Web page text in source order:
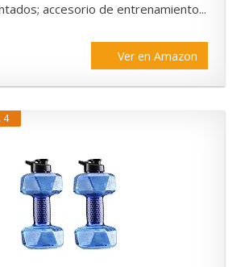
accesorio de entrenamiento...
Ver en Amazon
4